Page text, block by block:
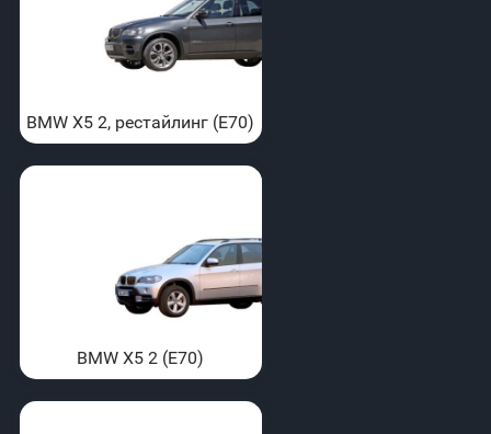
BMW X5 2, рестайлинг (E70)
BMW X5 2 (E70)